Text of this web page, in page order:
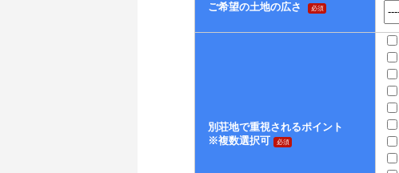
ご希望の土地の広さ 必須
別荘地で重視されるポイント
※複数選択可
必須